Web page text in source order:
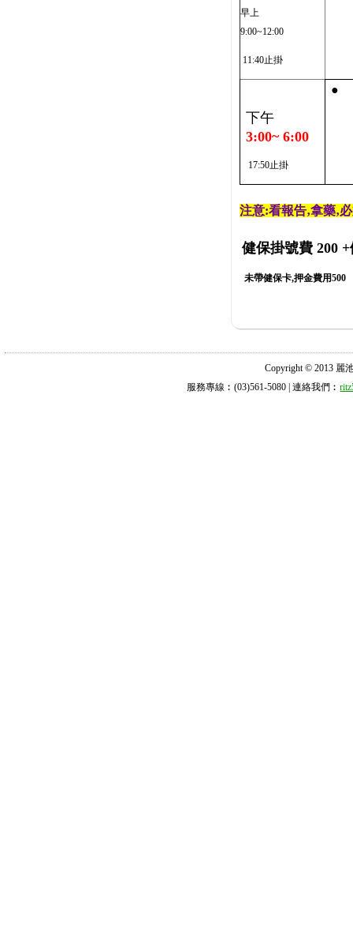
早上
9:00~12:00
11:40止掛
下午
3:00~ 6:00
17:50止掛
●
注意:看報告‚拿藥‚
健保掛號費 200 +
未帶健保卡,押金費用500
Copyright © 2013 麗
服務專線︰(03)561-5080 | 連絡我們︰